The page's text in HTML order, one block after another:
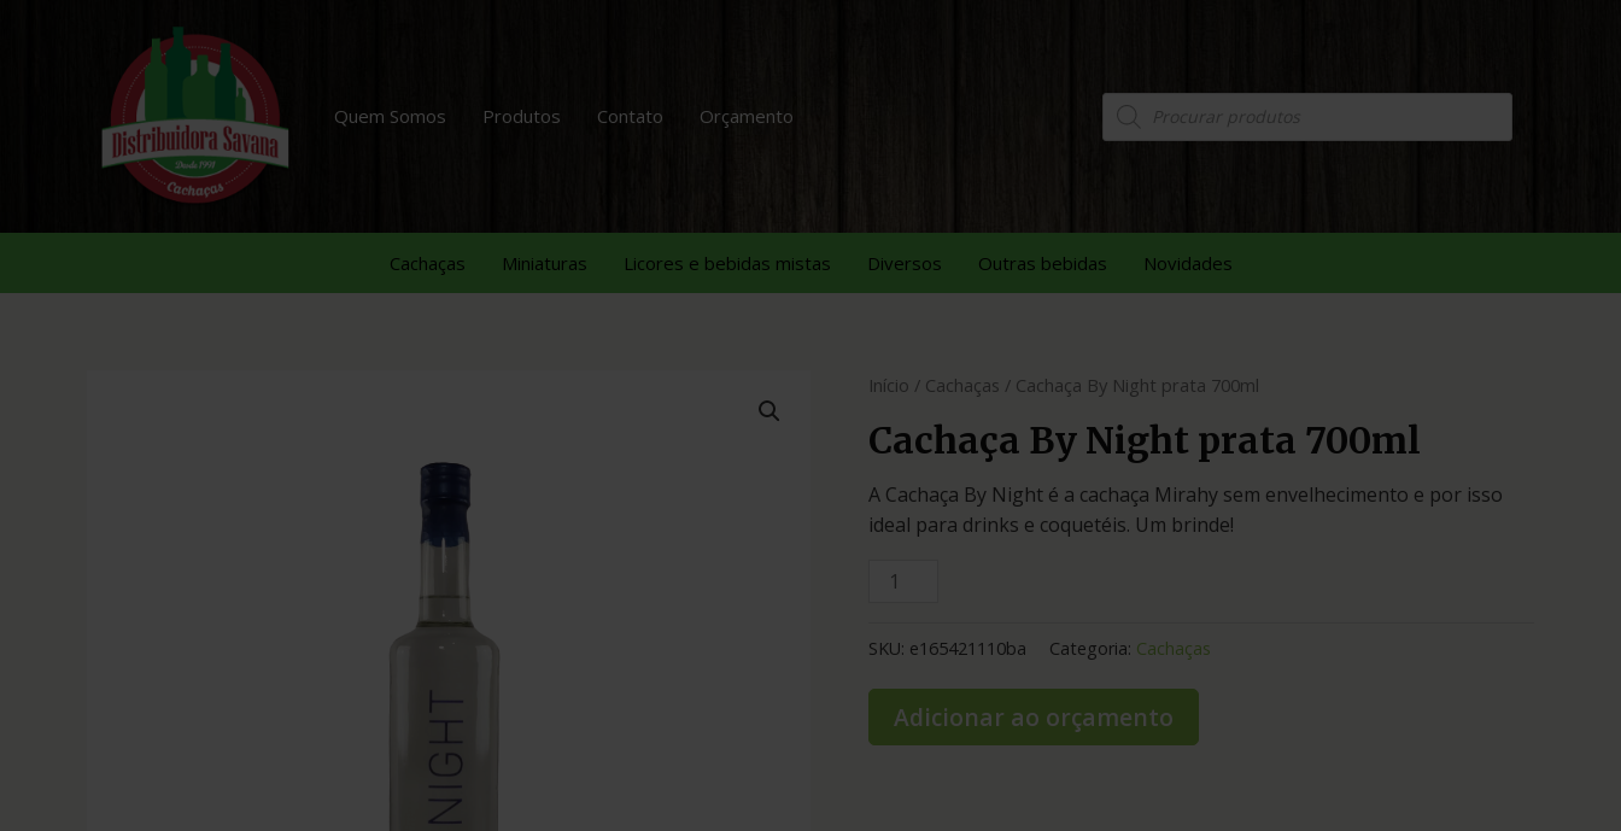
Quem Somos Produtos Contato Orçamento
Cachaças Miniaturas Licores e bebidas mistas Diversos Outras bebidas Novidades
Início / Cachaças / Cachaça By Night prata 700ml
Cachaça By Night prata 700ml
A Cachaça By Night é a cachaça Mirahy sem envelhecimento e por isso
ideal para drinks e coquetéis. Um brinde!
SKU: e165421110ba Categoria: Cachaças
Adicionar ao orçamento